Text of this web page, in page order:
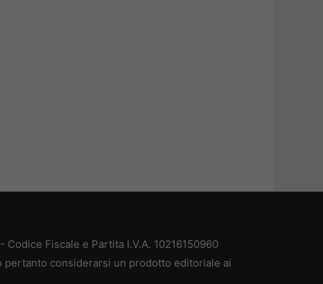
Fiscale e Partita I.V.A. 10216150960
pertanto considerarsi un prodotto editoriale ai